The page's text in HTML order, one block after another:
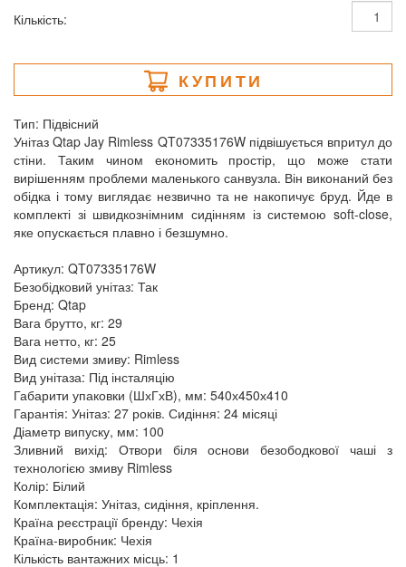
Кількість:
КУПИТИ
Тип: Підвісний
Унітаз Qtap Jay Rimless QT07335176W підвішується впритул до
стіни. Таким чином економить простір, що може стати
вирішенням проблеми маленького санвузла. Він виконаний без
обідка і тому виглядає незвично та не накопичує бруд. Йде в
комплекті зі швидкознімним сидінням із системою soft-close,
яке опускається плавно і безшумно.
Артикул: QT07335176W
Безобідковий унітаз: Так
Бренд: Qtap
Вага брутто, кг: 29
Вага нетто, кг: 25
Вид системи змиву: Rimless
Вид унітаза: Під інсталяцію
Габарити упаковки (ШхГхВ), мм: 540х450х410
Гарантія: Унітаз: 27 років. Сидіння: 24 місяці
Діаметр випуску, мм: 100
Зливний вихід: Отвори біля основи безободкової чаші з
технологією змиву Rimless
Колір: Білий
Комплектація: Унітаз, сидіння, кріплення.
Країна реєстрації бренду: Чехія
Країна-виробник: Чехія
Кількість вантажних місць: 1